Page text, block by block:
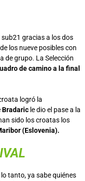
gracias a los dos
los nueve posibles con
de grupo. La Selección
de camino a la final
logró la
Bradaric le dio el pase a la
sido los croatas los
(Eslovenia).
lo tanto, ya sabe quiénes